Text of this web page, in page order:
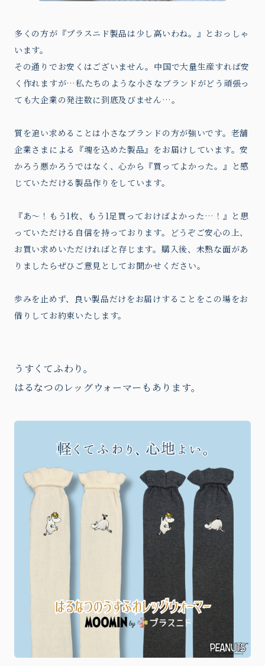
多くの方が『プラスニド製品は少し高いわね。』とおっしゃ
います。
その通りでお安くはございません。中国で大量生産すれば安
く作れますが…私たちのような小さなブランドがどう頑張っ
ても大企業の発注数に到底及びません…。
質を追い求めることは小さなブランドの方が強いです。老舗
企業さまによる『魂を込めた製品』をお届けしています。安
かろう悪かろうではなく、心から『買ってよかった。』と感
じていただける製品作りをしています。
『あ〜！もう1枚、もう1足買っておけばよかった…！』と思
っていただける自信を持っております。どうぞご安心の上、
お買い求めいただければと存じます。購入後、未熟な面があ
りましたらぜひご意見としてお聞かせください。
歩みを止めず、良い製品だけをお届けすることをこの場をお
借りしてお約束いたします。
うすくてふわり。
はるなつのレッグウォーマーもあります。